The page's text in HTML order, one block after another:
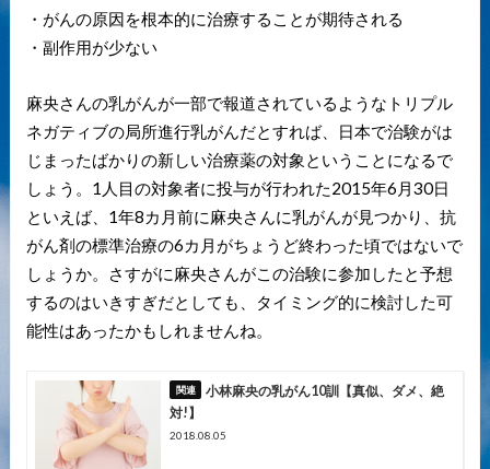
・がんの原因を根本的に治療することが期待される
・副作用が少ない
麻央さんの乳がんが一部で報道されているようなトリプル
ネガティブの局所進行乳がんだとすれば、日本で治験がは
じまったばかりの新しい治療薬の対象ということになるで
しょう。1人目の対象者に投与が行われた2015年6月30日
といえば、1年8カ月前に麻央さんに乳がんが見つかり、抗
がん剤の標準治療の6カ月がちょうど終わった頃ではないで
しょうか。さすがに麻央さんがこの治験に参加したと予想
するのはいきすぎだとしても、タイミング的に検討した可
能性はあったかもしれませんね。
小林麻央の乳がん10訓【真似、ダメ、絶
対!】
2018.08.05